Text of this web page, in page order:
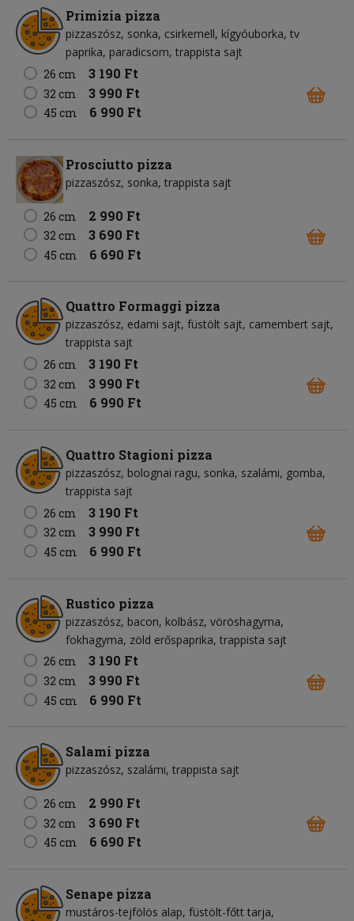
Primizia pizza
pizzaszósz sonka csirkemell kígyóuborka tv
paprika paradicsom trappista sajt
26 cm
3 190 Ft
32 cm 3 990 Ft
45 cm 6 990 Ft
Prosciutto pizza
pizzaszósz sonka trappista sajt
26 cm 2 990 Ft
32 cm 3 690 Ft
45 cm 6 690 Ft
Quattro Formaggi pizza
pizzaszósz edami sajt füstölt sajt camembert sajt
trappista sajt
26 cm
3 190 Ft
32 cm 3 990 Ft
45 cm 6 990 Ft
Quattro Stagioni pizza
pizzaszósz bolognai ragu sonka szalámi gomba
trappista sajt
26 cm
3 190 Ft
32 cm 3 990 Ft
45 cm 6 990 Ft
Rustico pizza
pizzaszósz bacon kolbász vöröshagyma
fokhagyma zöld erőspaprika trappista sajt
26 cm
3 190 Ft
32 cm 3 990 Ft
45 cm 6 990 Ft
Salami pizza
pizzaszósz szalámi trappista sajt
26 cm 2 990 Ft
32 cm 3 690 Ft
45 cm 6 690 Ft
Senape pizza
mustáros-tejfölös alap füstölt-főtt tarja